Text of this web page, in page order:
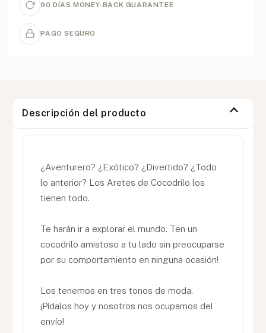
90 DÍAS MONEY-BACK GUARANTEE
PAGO SEGURO
Descripción del producto
¿Aventurero? ¿Exótico? ¿Divertido? ¿Todo
lo anterior? Los Aretes de Cocodrilo los
tienen todo.
Te harán ir a explorar el mundo. Ten un
cocodrilo amistoso a tu lado sin preocuparse
por su comportamiento en ninguna ocasión!
Los tenemos en tres tonos de moda.
¡Pídalos hoy y nosotros nos ocupamos del
envío!